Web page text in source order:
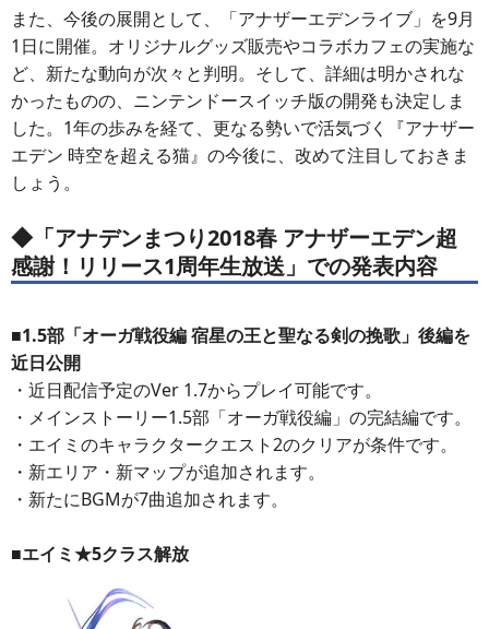
また、今後の展開として、「アナザーエデンライブ」を9月
1日に開催。オリジナルグッズ販売やコラボカフェの実施な
ど、新たな動向が次々と判明。そして、詳細は明かされな
かったものの、ニンテンドースイッチ版の開発も決定しま
した。1年の歩みを経て、更なる勢いで活気づく『アナザー
エデン 時空を超える猫』の今後に、改めて注目しておきま
しょう。
◆「アナデンまつり2018春 アナザーエデン超
感謝！リリース1周年生放送」での発表内容
■1.5部「オーガ戦役編 宿星の王と聖なる剣の挽歌」後編を
近日公開
・近日配信予定のVer 1.7からプレイ可能です。
・メインストーリー1.5部「オーガ戦役編」の完結編です。
・エイミのキャラクタークエスト2のクリアが条件です。
・新エリア・新マップが追加されます。
・新たにBGMが7曲追加されます。
■エイミ★5クラス解放